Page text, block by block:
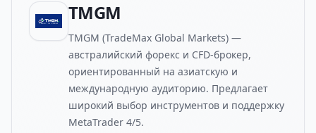
TMGM
TMGM (TradeMax Global Markets) —
австралийский форекс и CFD-брокер,
ориентированный на азиатскую и
международную аудиторию. Предлагает
широкий выбор инструментов и поддержку
MetaTrader 4/5.